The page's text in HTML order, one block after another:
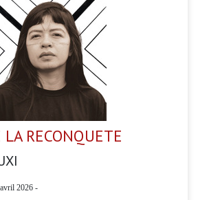
RECONQUETE
2026 -